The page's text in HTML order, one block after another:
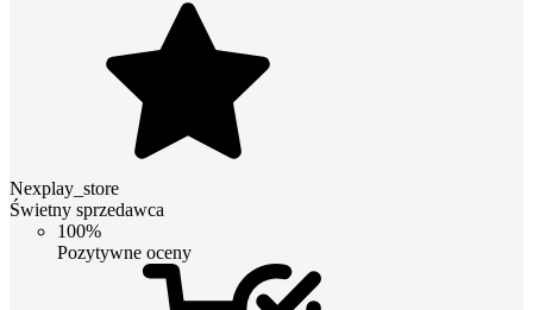
Nexplay_store
Świetny sprzedawca
100%
Pozytywne oceny